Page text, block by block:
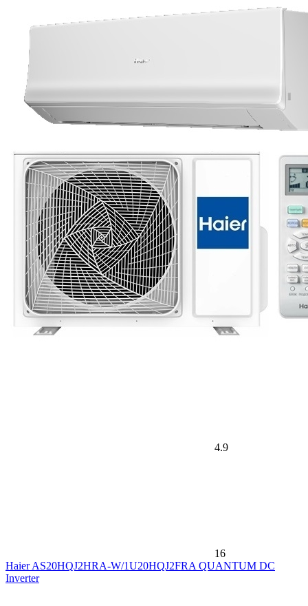
4.9
16
Haier AS20HQJ2HRA-W/1U20HQJ2FRA QUANTUM DC
Inverter